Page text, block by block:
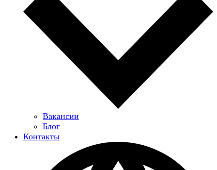
Вакансии
Блог
Контакты